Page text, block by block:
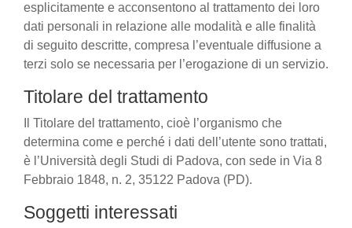
esplicitamente e acconsentono al trattamento dei loro
dati personali in relazione alle modalità e alle finalità
di seguito descritte, compresa l’eventuale diffusione a
terzi solo se necessaria per l’erogazione di un servizio.
Titolare del trattamento
Il Titolare del trattamento, cioè l’organismo che
determina come e perché i dati dell’utente sono trattati,
è l’Università degli Studi di Padova, con sede in Via 8
Febbraio 1848, n. 2, 35122 Padova (PD).
Soggetti interessati